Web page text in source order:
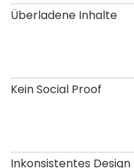
Überladene Inhalte
Kein Social Proof
Inkonsistentes Design